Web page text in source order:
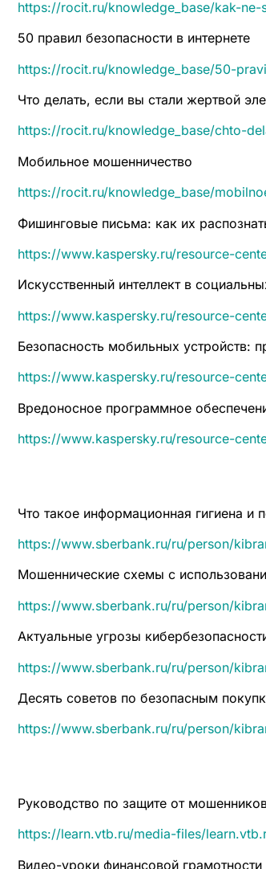
https://rocit.ru/knowledge_base/kak-
50 правил безопасности в интернете
https://rocit.ru/knowledge_base/50-
Что делать, если вы стали жертвой
https://rocit.ru/knowledge_base/chto-
Мобильное мошенничество
https://rocit.ru/knowledge_base/
Фишинговые письма: как их
https://www.kaspersky.ru/resource-
Искусственный интеллект в
https://www.kaspersky.ru/resource-
Безопасность мобильных устройств:
https://www.kaspersky.ru/resource-
Вредоносное программное
https://www.kaspersky.ru/resource-
Что такое информационная гигиена
https://www.sberbank.ru/ru/person/
Мошеннические схемы с
https://www.sberbank.ru/ru/person/
Актуальные угрозы
https://www.sberbank.ru/ru/person/
Десять советов по безопасным
https://www.sberbank.ru/ru/person/
Руководство по защите от
https://learn.vtb.ru/media-files/
Видео-уроки финансовой